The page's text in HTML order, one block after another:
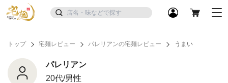
トップ 宅麺レビュー パレリアンの宅麺レビュー うまい
パレリアン
20代/男性